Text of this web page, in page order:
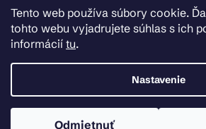
Tento web používa súbory cookie.
tohto webu vyjadrujete súhlas s ich
informácií tu.
Nastavenie
Odmietnuť
_Info objednávky : +421 914 399
8.00 hod. do 12.00 . REKLAMÁCIE
HeavenShop.sk
HeavenShop.sk
Copyright 2026Heavenshop . Všetky